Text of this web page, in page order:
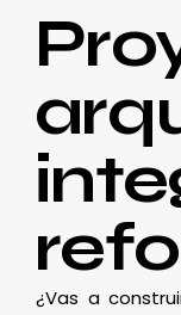
¿Vas a